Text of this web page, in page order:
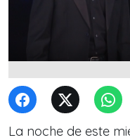
La noche de este